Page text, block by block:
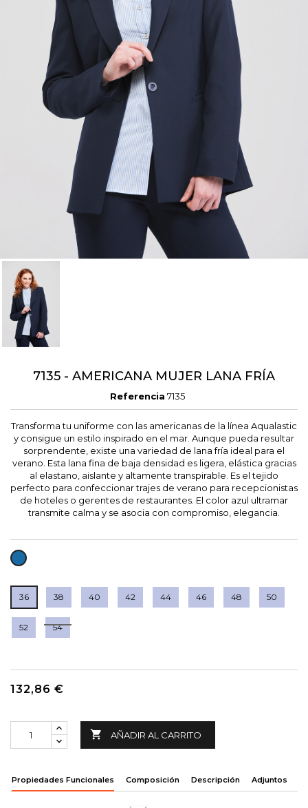
7135 - AMERICANA MUJER LANA FRÍA
Referencia 7135
Transforma tu uniforme con las americanas de la línea Aqualastic
y consigue un estilo inspirado en el mar. Aunque pueda resultar
sorprendente, existe una variedad de lana fría ideal para el
verano. Esta lana fina de baja densidad es ligera, elástica gracias
al elastano, aislante y altamente transpirable. Es el tejido
perfecto para confeccionar trajes de verano para recepcionistas
de hoteles o gerentes de restaurantes. El color azul ultramar
transmite calma y se asocia con compromiso, elegancia.
AZAFATA
36 38 40 42 44 46 48 50
52 54
132,86 €
 AÑADIR AL CARRITO
Propiedades Funcionales Composición Descripción Adjuntos
Cancelar Crear lista de Favoritos
Cancelar Iniciar sesión